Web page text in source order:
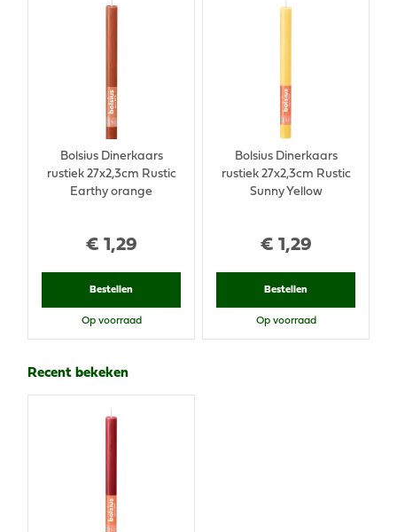
€ 1 ,29
Bolsius Dinerkaars
rustiek 27x2,3cm Rustic
Earthy orange
Bestellen
Op voorraad
€ 1 ,29
Bolsius Dinerkaars
rustiek 27x2,3cm Rustic
Sunny Yellow
Bestellen
Op voorraad
Recent bekeken